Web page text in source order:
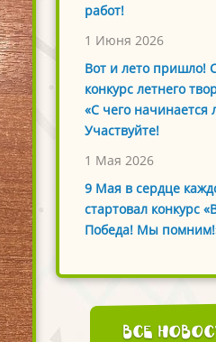
работ!
1 Июня 2026
Вот и лето пришло!
конкурс летнего
«С чего начинается
Участвуйте!
1 Мая 2026
9 Мая в сердце
стартовал конкурс
Победа! Мы
Все